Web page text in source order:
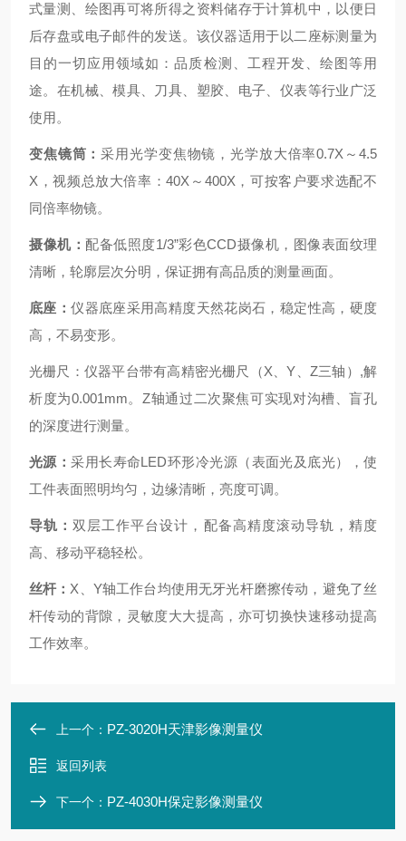
式量测、绘图再可将所得之资料储存于计算机中，以便日
后存盘或电子邮件的发送。该仪器适用于以二座标测量为
目的一切应用领域如：品质检测、工程开发、绘图等用
途。在机械、模具、刀具、塑胶、电子、仪表等行业广泛
使用。
变焦镜筒：采用光学变焦物镜，光学放大倍率0.7X～4.5
X，视频总放大倍率：40X～400X，可按客户要求选配不
同倍率物镜。
摄像机： 配备低照度1/3”彩色CCD摄像机，图像表面纹理
清晰，轮廓层次分明，保证拥有高品质的测量画面。
底座：仪器底座采用高精度天然花岗石，稳定性高，硬度
高，不易变形。
光栅尺：仪器平台带有高精密光栅尺（X、Y、Z三轴）,解
析度为0.001mm。Z轴通过二次聚焦可实现对沟槽、盲孔
的深度进行测量。
光源：采用长寿命LED环形冷光源（表面光及底光），使
工件表面照明均匀，边缘清晰，亮度可调。
导轨： 双层工作平台设计，配备高精度滚动导轨，精度
高、移动平稳轻松。
丝杆： X 、Y轴工作台均使用无牙光杆磨擦传动，避免了丝
杆传动的背隙，灵敏度大大提高，亦可切换快速移动提高
工作效率。
上一个： PZ-3020H天津影像测量仪
返回列表
下一个： PZ-4030H保定影像测量仪